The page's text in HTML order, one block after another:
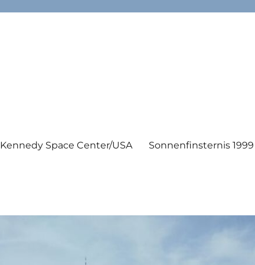
Kennedy Space Center/USA Sonnenfinsternis 1999